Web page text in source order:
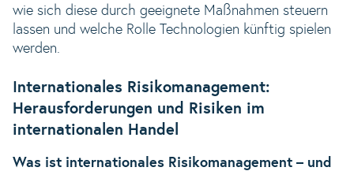
wie sich diese durch geeignete Maßnahmen steuern
lassen und welche Rolle Technologien künftig spielen
werden.
Internationales Risikomanagement:
Herausforderungen und Risiken im
internationalen Handel
Was ist internationales Risikomanagement – und